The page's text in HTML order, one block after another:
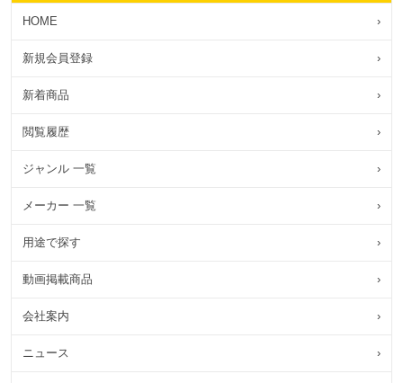
HOME ›
新規会員登録 ›
新着商品 ›
閲覧履歴 ›
ジャンル 一覧 ›
メーカー 一覧 ›
用途で探す ›
動画掲載商品 ›
会社案内 ›
ニュース ›